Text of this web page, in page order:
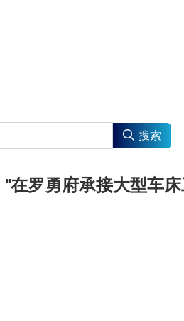
搜索
"在罗勇府承接大型车